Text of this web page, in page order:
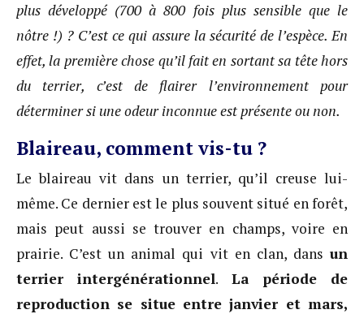
plus développé (700 à 800 fois plus sensible que le
nôtre !) ? C’est ce qui assure la sécurité de l’espèce. En
effet, la première chose qu’il fait en sortant sa tête hors
du terrier, c’est de flairer l’environnement pour
déterminer si une odeur inconnue est présente ou non.
Blaireau, comment vis-tu ?
Le blaireau vit dans un terrier, qu’il creuse lui-
même. Ce dernier est le plus souvent situé en forêt,
mais peut aussi se trouver en champs, voire en
prairie. C’est un animal qui vit en clan, dans un
terrier intergénérationnel. La période de
reproduction se situe entre janvier et mars,